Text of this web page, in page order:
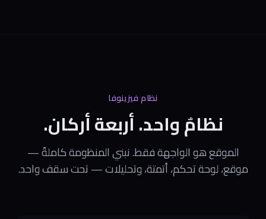
نظام فيزينوفا
نظامٌ واحد. أربعة أركان.
الموقع هو الواجهة فقط. نبني المنظومة كاملةً —
موقع، لوحة تحكم، أتمتة، وتحليلات — تحت سقف واحد.